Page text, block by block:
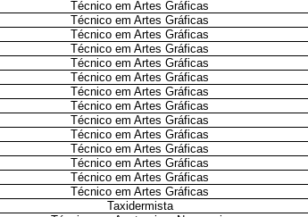
Técnico em Artes Gráficas
Técnico em Artes Gráficas
Técnico em Artes Gráficas
Técnico em Artes Gráficas
Técnico em Artes Gráficas
Técnico em Artes Gráficas
Técnico em Artes Gráficas
Técnico em Artes Gráficas
Técnico em Artes Gráficas
Técnico em Artes Gráficas
Técnico em Artes Gráficas
Técnico em Artes Gráficas
Técnico em Artes Gráficas
Técnico em Artes Gráficas
Taxidermista